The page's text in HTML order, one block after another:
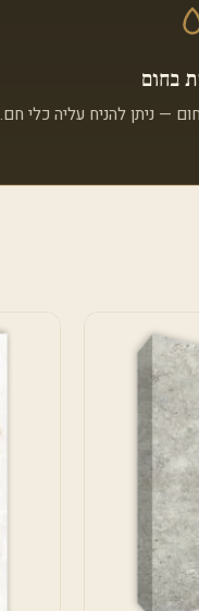
בחום
— ניתן להניח עליה כלי חם.